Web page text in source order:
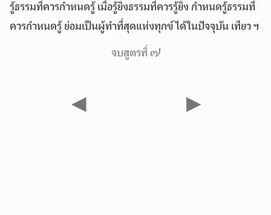
รู้ธรรมที่ควรกำหนดรู้ เมื่อรู้ยิ่งธรรมที่ควรรู้ยิ่ง กำหนดรู้ธรรมที่
ควรกำหนดรู้ ย่อมเป็นผู้ทำที่สุดแห่งทุกข์ได้ในปัจจุบัน เทียว ฯ
จบสูตรที่ ๗
◀ ▶